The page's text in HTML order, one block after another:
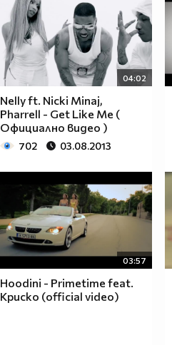
04:02
Nelly ft. Nicki Minaj,
Pharrell - Get Like Me (
Официално видео )
702 03.08.2013
03:57
Hoodini - Primetime feat.
Криско (official video)